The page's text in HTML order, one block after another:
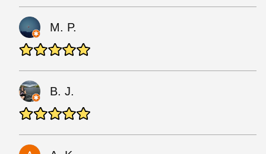
M. P.
B. J.